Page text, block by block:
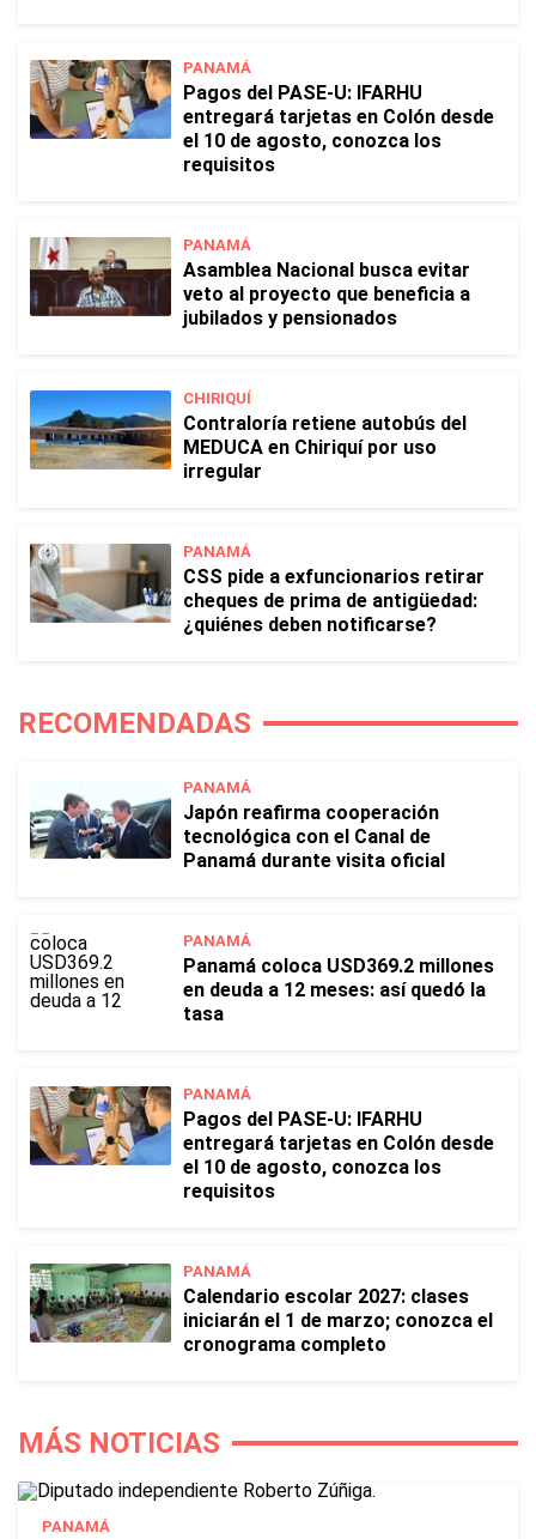
PANAMÁ
Pagos del PASE-U: IFARHU
entregará tarjetas en Colón desde
el 10 de agosto, conozca los
requisitos
PANAMÁ
Asamblea Nacional busca evitar
veto al proyecto que beneficia a
jubilados y pensionados
CHIRIQUÍ
Contraloría retiene autobús del
MEDUCA en Chiriquí por uso
irregular
PANAMÁ
CSS pide a exfuncionarios retirar
cheques de prima de antigüedad:
¿quiénes deben notificarse?
RECOMENDADAS
PANAMÁ
Japón reafirma cooperación
tecnológica con el Canal de
Panamá durante visita oficial
PANAMÁ
Panamá coloca USD369.2 millones
en deuda a 12 meses: así quedó la
tasa
PANAMÁ
Pagos del PASE-U: IFARHU
entregará tarjetas en Colón desde
el 10 de agosto, conozca los
requisitos
PANAMÁ
Calendario escolar 2027: clases
iniciarán el 1 de marzo; conozca el
cronograma completo
MÁS NOTICIAS
PANAMÁ